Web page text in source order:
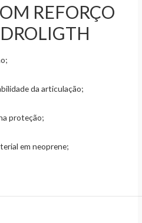
REFORÇO
da articulação;
proteção;
em neoprene;